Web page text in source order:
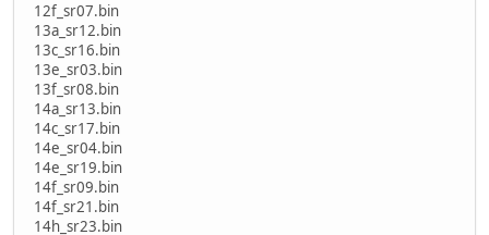
12f_sr07.bin
13a_sr12.bin
13c_sr16.bin
13e_sr03.bin
13f_sr08.bin
14a_sr13.bin
14c_sr17.bin
14e_sr04.bin
14e_sr19.bin
14f_sr09.bin
14f_sr21.bin
14h_sr23.bin